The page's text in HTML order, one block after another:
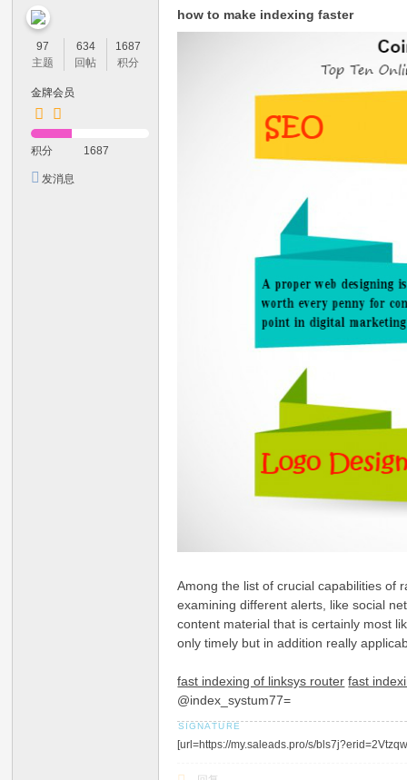
97
主题
634
回帖
1687
积分
金牌会员
积分 1687
发消息
how to make indexing faster
Among the list of crucial capabilities of
examining different alerts, like social
content material that is certainly most
only timely but in addition really
fast indexing of linksys router fast
@index_systum77=
[url=https://my.saleads.pro/s/